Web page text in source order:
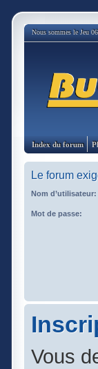
Nous sommes le Jeu
Index du forum
Le forum
Nom d’utilisateur:
Mot de passe:
Vous